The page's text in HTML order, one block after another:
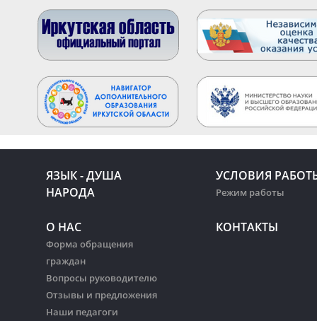
ЯЗЫК - ДУША
НАРОДА
О НАС
Форма обращения
граждан
Вопросы руководителю
Отзывы и предложения
Наши педагоги
УСЛОВИЯ
Режим работы
КОНТАКТЫ